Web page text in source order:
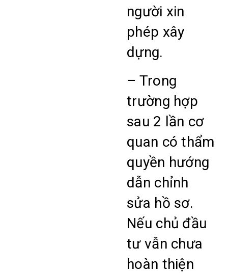
người xin
phép xây
dựng.
– Trong
trường hợp
sau 2 lần cơ
quan có thẩm
quyền hướng
dẫn chỉnh
sửa hồ sơ.
Nếu chủ đầu
tư vẫn chưa
hoàn thiện